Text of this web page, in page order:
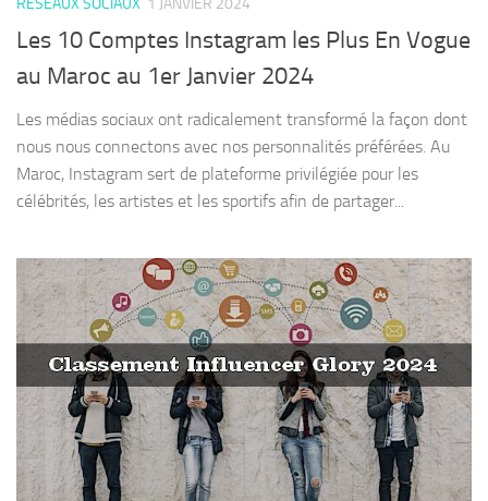
RÉSEAUX SOCIAUX 1 JANVIER 2024
Les 10 Comptes Instagram les Plus En Vogue
au Maroc au 1er Janvier 2024
Les médias sociaux ont radicalement transformé la façon dont
nous nous connectons avec nos personnalités préférées. Au
Maroc, Instagram sert de plateforme privilégiée pour les
célébrités, les artistes et les sportifs afin de partager...